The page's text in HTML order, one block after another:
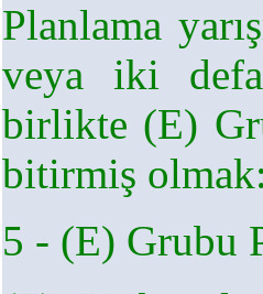
Planlama
veya iki
birlikte (E)
bitirmiş
5 - (E) Grubu